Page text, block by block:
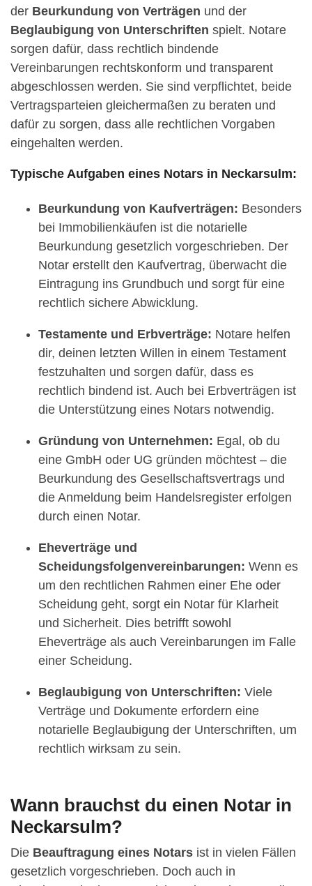
der Beurkundung von Verträgen und der
Beglaubigung von Unterschriften spielt. Notare
sorgen dafür, dass rechtlich bindende
Vereinbarungen rechtskonform und transparent
abgeschlossen werden. Sie sind verpflichtet, beide
Vertragsparteien gleichermaßen zu beraten und
dafür zu sorgen, dass alle rechtlichen Vorgaben
eingehalten werden.
Typische Aufgaben eines Notars in Neckarsulm:
Beurkundung von Kaufverträgen: Besonders
bei Immobilienkäufen ist die notarielle
Beurkundung gesetzlich vorgeschrieben. Der
Notar erstellt den Kaufvertrag, überwacht die
Eintragung ins Grundbuch und sorgt für eine
rechtlich sichere Abwicklung.
Testamente und Erbverträge: Notare helfen
dir, deinen letzten Willen in einem Testament
festzuhalten und sorgen dafür, dass es
rechtlich bindend ist. Auch bei Erbverträgen ist
die Unterstützung eines Notars notwendig.
Gründung von Unternehmen: Egal, ob du
eine GmbH oder UG gründen möchtest – die
Beurkundung des Gesellschaftsvertrags und
die Anmeldung beim Handelsregister erfolgen
durch einen Notar.
Eheverträge und
Scheidungsfolgenvereinbarungen: Wenn es
um den rechtlichen Rahmen einer Ehe oder
Scheidung geht, sorgt ein Notar für Klarheit
und Sicherheit. Dies betrifft sowohl
Eheverträge als auch Vereinbarungen im Falle
einer Scheidung.
Beglaubigung von Unterschriften: Viele
Verträge und Dokumente erfordern eine
notarielle Beglaubigung der Unterschriften, um
rechtlich wirksam zu sein.
Wann brauchst du einen Notar in
Neckarsulm?
Die Beauftragung eines Notars ist in vielen Fällen
gesetzlich vorgeschrieben. Doch auch in